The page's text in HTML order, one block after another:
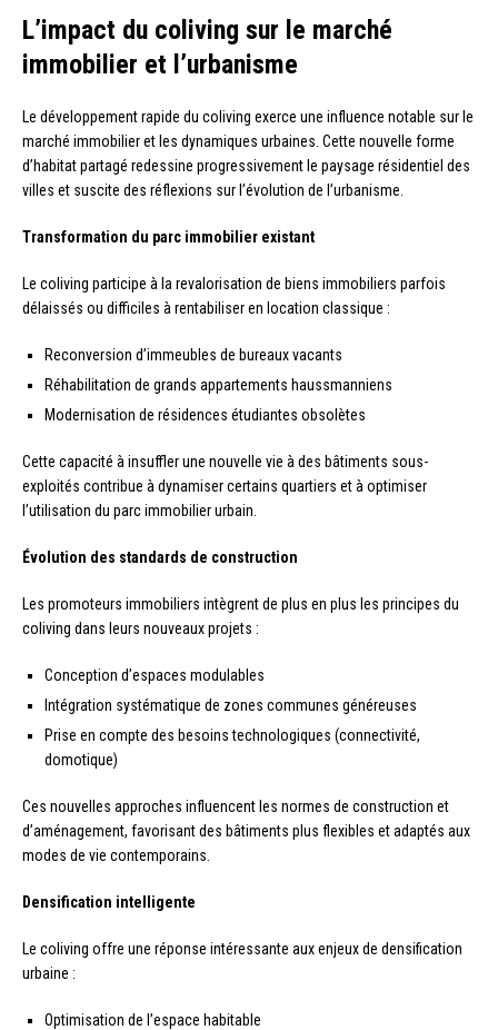
L’impact du coliving sur le marché
immobilier et l’urbanisme
Le développement rapide du coliving exerce une influence notable sur le
marché immobilier et les dynamiques urbaines. Cette nouvelle forme
d’habitat partagé redessine progressivement le paysage résidentiel des
villes et suscite des réflexions sur l’évolution de l’urbanisme.
Transformation du parc immobilier existant
Le coliving participe à la revalorisation de biens immobiliers parfois
délaissés ou difficiles à rentabiliser en location classique :
Reconversion d’immeubles de bureaux vacants
Réhabilitation de grands appartements haussmanniens
Modernisation de résidences étudiantes obsolètes
Cette capacité à insuffler une nouvelle vie à des bâtiments sous-
exploités contribue à dynamiser certains quartiers et à optimiser
l’utilisation du parc immobilier urbain.
Évolution des standards de construction
Les promoteurs immobiliers intègrent de plus en plus les principes du
coliving dans leurs nouveaux projets :
Conception d’espaces modulables
Intégration systématique de zones communes généreuses
Prise en compte des besoins technologiques (connectivité,
domotique)
Ces nouvelles approches influencent les normes de construction et
d’aménagement, favorisant des bâtiments plus flexibles et adaptés aux
modes de vie contemporains.
Densification intelligente
Le coliving offre une réponse intéressante aux enjeux de densification
urbaine :
Optimisation de l’espace habitable